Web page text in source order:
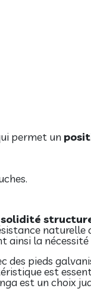
permet un
solidité
ainsi la
des pieds
est
est un choix